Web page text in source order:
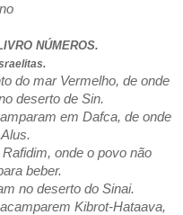
NÚMEROS.
do mar Vermelho, de onde
deserto de Sin.
em Dafca, de onde
onde o povo não
beber.
no deserto do Sinai.
Kibrot-Hataava,